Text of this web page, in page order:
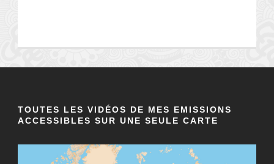
TOUTES LES VIDÉOS DE MES EMISSIONS
ACCESSIBLES SUR UNE SEULE CARTE